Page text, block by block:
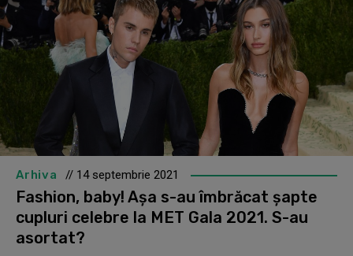
Arhiva // 14 septembrie 2021
Fashion, baby! Așa s-au îmbrăcat șapte
cupluri celebre la MET Gala 2021. S-au
asortat?